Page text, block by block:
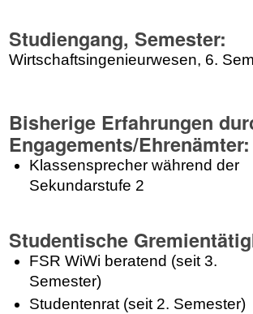
Studiengang, Semester:
Wirtschaftsingenieurwesen, 6.
Bisherige Erfahrungen
Engagements/Ehrenämter:
Klassensprecher während der
Sekundarstufe 2
Studentische
FSR WiWi beratend (seit 3.
Semester)
Studentenrat (seit 2. Semester)